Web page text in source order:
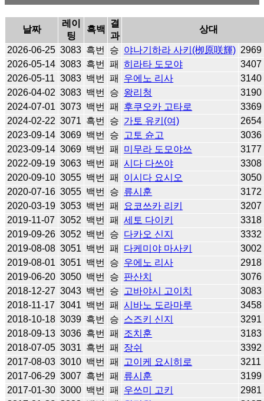
날짜
레이
팅
흑백
결
과
상대
2026-06-25 3083 흑번 승 야나기하라 사키(栁原咲輝) 2969
2026-05-14 3083 흑번 패 히라타 도모야
3407
2026-05-11 3083 백번 패 우에노 리사
3140
2026-04-02 3083 백번 승 왕리청
3190
2024-07-01 3073 백번 패 후쿠오카 고타로
3369
2024-02-22 3071 흑번 승 가토 유키(여)
2654
2023-09-14 3069 백번 승 고토 슌고
3036
2023-09-14 3069 백번 패 미무라 도모야쓰
3177
2022-09-19 3063 백번 패 시다 다쓰야
3308
2020-09-10 3055 백번 패 이시다 요시오
3050
2020-07-16 3055 백번 승 류시훈
3172
2020-03-19 3053 백번 패 요코쓰카 리키
3207
2019-11-07 3052 백번 패 세토 다이키
3318
2019-09-26 3052 백번 승 다카오 신지
3332
2019-08-08 3051 백번 패 다케미야 마사키
3002
2019-08-01 3051 백번 승 우에노 리사
2918
2019-06-20 3050 백번 승 판산치
3076
2018-12-27 3043 백번 승 고바야시 고이치
3083
2018-11-17 3041 백번 패 시바노 도라마루
3458
2018-10-18 3039 흑번 승 스즈키 신지
3291
2018-09-13 3036 흑번 패 조치훈
3183
2018-07-05 3031 흑번 패 장쉬
3392
2017-08-03 3010 백번 패 고이케 요시히로
3211
2017-06-29 3007 흑번 패 류시훈
3199
2017-01-30 3000 백번 패 우쓰미 고키
2981